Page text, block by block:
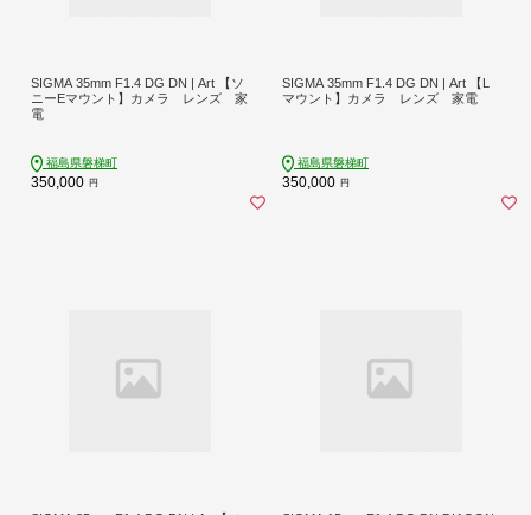
SIGMA 35mm F1.4 DG DN | Art 【ソ
ニーEマウント】カメラ レンズ 家
電
福島県磐梯町
350,000 円
SIGMA 35mm F1.4 DG DN | Art 【L
マウント】カメラ レンズ 家電
福島県磐梯町
350,000 円